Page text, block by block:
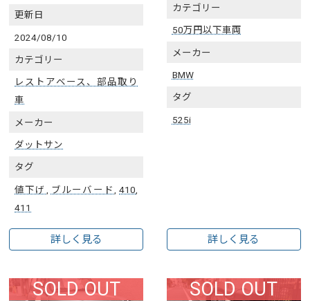
更新日
2024/08/10
カテゴリー
レストアベース、部品取り
車
メーカー
ダットサン
タグ
値下げ ブルーバード ,410
411
詳しく見る
カテゴリー
50万円以下車両
メーカー
BMW
タグ
525i
詳しく見る
SOLD OUT SOLD OUT